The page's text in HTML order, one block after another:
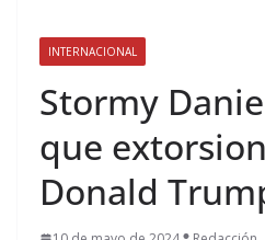
INTERNACIONAL
Stormy
que
Donald